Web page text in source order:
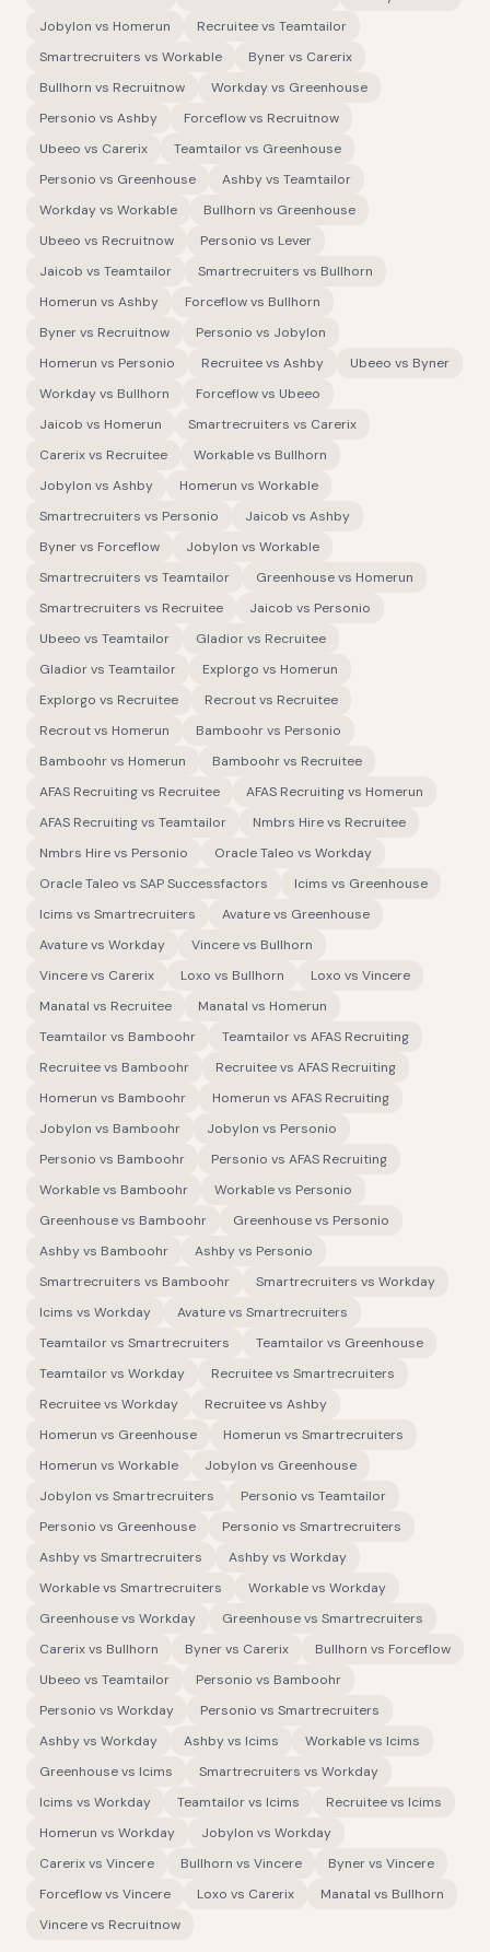
Jobylon vs Homerun Recruiteevs Teamtailor
Smartrecruiters vs Workable Bynervs Carerix
Bullhorn vs Recruitnow Workdayvs Greenhouse
Personio vs Ashby Forceflowvs Recruitnow
Ubeeo vs Carerix Teamtailorvs Greenhouse
Personio vs Greenhouse Ashbyvs Teamtailor
Workdayvs Workable Bullhorn vs Greenhouse
Ubeeo vs Recruitnow Personio vs Lever
Jaicob vs Teamtailor Smartrecruiters vs Bullhorn
Homerun vs Ashby Forceflowvs Bullhorn
Bynervs Recruitnow Personio vs Jobylon
Homerun vs Personio Recruiteevs Ashby Ubeeo vs Byner
Workdayvs Bullhorn Forceflowvs Ubeeo
Jaicob vs Homerun Smartrecruiters vs Carerix
Carerixvs Recruitee Workablevs Bullhorn
Jobylon vs Ashby Homerun vs Workable
Smartrecruiters vs Personio Jaicob vs Ashby
Bynervs Forceflow Jobylon vs Workable
Smartrecruiters vs Teamtailor Greenhousevs Homerun
Smartrecruiters vs Recruitee Jaicob vs Personio
Ubeeo vs Teamtailor Gladiorvs Recruitee
Gladiorvs Teamtailor Explorgo vs Homerun
Explorgo vs Recruitee Recroutvs Recruitee
Recroutvs Homerun Bamboohrvs Personio
Bamboohrvs Homerun Bamboohrvs Recruitee
AFAS Recruitingvs Recruitee AFAS Recruitingvs Homerun
AFAS Recruitingvs Teamtailor Nmbrs Hirevs Recruitee
Nmbrs Hirevs Personio Oracle Taleo vs Workday
Oracle Taleo vs SAP Successfactors Icims vs Greenhouse
Icims vs Smartrecruiters Avaturevs Greenhouse
Avaturevs Workday Vincerevs Bullhorn
Vincerevs Carerix Loxo vs Bullhorn Loxo vs Vincere
Manatal vs Recruitee Manatal vs Homerun
Teamtailorvs Bamboohr Teamtailorvs AFAS Recruiting
Recruiteevs Bamboohr Recruiteevs AFAS Recruiting
Homerun vs Bamboohr Homerun vs AFAS Recruiting
Jobylon vs Bamboohr Jobylon vs Personio
Personio vs Bamboohr Personio vs AFAS Recruiting
Workablevs Bamboohr Workablevs Personio
Greenhousevs Bamboohr Greenhousevs Personio
Ashbyvs Bamboohr Ashbyvs Personio
Smartrecruiters vs Bamboohr Smartrecruiters vs Workday
Icims vs Workday Avaturevs Smartrecruiters
Teamtailorvs Smartrecruiters Teamtailorvs Greenhouse
Teamtailorvs Workday Recruiteevs Smartrecruiters
Recruiteevs Workday Recruiteevs Ashby
Homerun vs Greenhouse Homerun vs Smartrecruiters
Homerun vs Workable Jobylon vs Greenhouse
Jobylon vs Smartrecruiters Personio vs Teamtailor
Personio vs Greenhouse Personio vs Smartrecruiters
Ashbyvs Smartrecruiters Ashbyvs Workday
Workablevs Smartrecruiters Workablevs Workday
Greenhousevs Workday Greenhousevs Smartrecruiters
Carerixvs Bullhorn Bynervs Carerix Bullhorn vs Forceflow
Ubeeo vs Teamtailor Personio vs Bamboohr
Personio vs Workday Personio vs Smartrecruiters
Ashbyvs Workday Ashbyvs Icims Workablevs Icims
Greenhousevs Icims Smartrecruiters vs Workday
Icims vs Workday Teamtailorvs Icims Recruiteevs Icims
Homerun vs Workday Jobylon vs Workday
Carerixvs Vincere Bullhorn vs Vincere Bynervs Vincere
Forceflowvs Vincere Loxo vs Carerix Manatal vs Bullhorn
Vincerevs Recruitnow